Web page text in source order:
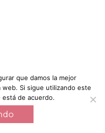
que damos la mejor
Si sigue utilizando este
está de acuerdo.